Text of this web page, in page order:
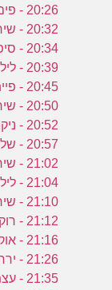
20:26 - פים ופימבה - פרק 5
20:32 - שירים ראשונים - פרק 108
20:34 - סיפור ציור - פרק 6
20:39 - לילה טוב דובון - פרק 2
20:45 - פיית הצלילים - פרק 3
20:50 - שירים ראשונים - פרק 63
20:52 - ניקו וביאנקה - פרק 17
20:57 - שלגונים - פרק 5
21:02 - שירים ראשונים - פרק 70
21:04 - לילה טוב דובון - פרק 18
21:10 - שירים ראשונים - פרק 920
21:12 - רוקו - פרק 1
21:16 - אוקיינוס - פרק 2
21:26 - ירח - פרק 32
21:35 - עצמו את העיניים - פרק 14